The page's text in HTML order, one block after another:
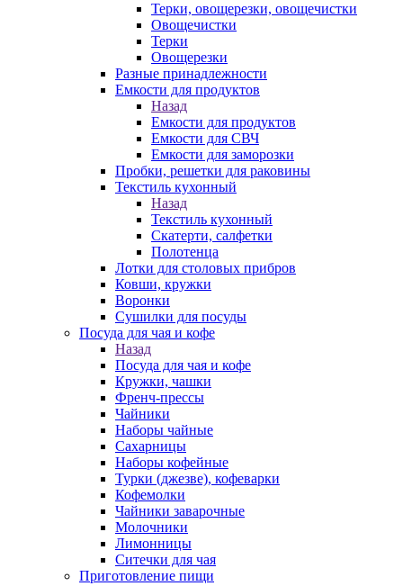
Терки, овощерезки, овощечистки
Овощечистки
Терки
Овощерезки
Разные принадлежности
Емкости для продуктов
Назад
Емкости для продуктов
Емкости для СВЧ
Емкости для заморозки
Пробки, решетки для раковины
Текстиль кухонный
Назад
Текстиль кухонный
Скатерти, салфетки
Полотенца
Лотки для столовых прибров
Ковши, кружки
Воронки
Сушилки для посуды
Посуда для чая и кофе
Назад
Посуда для чая и кофе
Кружки, чашки
Френч-прессы
Чайники
Наборы чайные
Сахарницы
Наборы кофейные
Турки (джезве), кофеварки
Кофемолки
Чайники заварочные
Молочники
Лимонницы
Ситечки для чая
Приготовление пищи